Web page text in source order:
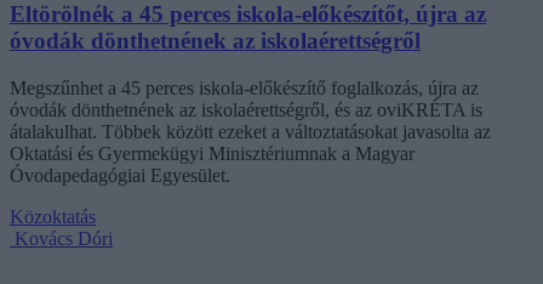
Eltörölnék a 45 perces iskola-előkészítőt, újra az
óvodák dönthetnének az iskolaérettségről
Megszűnhet a 45 perces iskola-előkészítő foglalkozás, újra az
óvodák dönthetnének az iskolaérettségről, és az oviKRÉTA is
átalakulhat. Többek között ezeket a változtatásokat javasolta az
Oktatási és Gyermekügyi Minisztériumnak a Magyar
Óvodapedagógiai Egyesület.
Közoktatás
Kovács Dóri